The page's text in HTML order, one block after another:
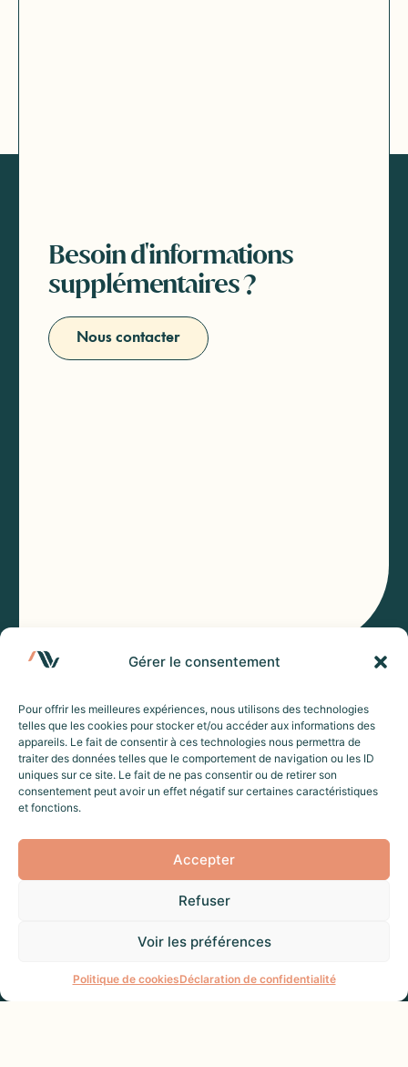
Gérer le consentement
Pour offrir les meilleures expériences, nous utilisons des technologies
telles que les cookies pour stocker et/ou accéder aux informations des
appareils. Le fait de consentir à ces technologies nous permettra de
traiter des données telles que le comportement de navigation ou les ID
uniques sur ce site. Le fait de ne pas consentir ou de retirer son
consentement peut avoir un effet négatif sur certaines caractéristiques
et fonctions.
Accepter
Refuser
Voir les préférences
Politique de cookiesDéclaration de confidentialité
Besoin d'informations
supplémentaires ?
Nous contacter
À PROPOS
NOS SERVICES DE CONCIERGERIE
NOS VILLES
TARIFS
CONTACT & ASSISTANCE
Une question ?